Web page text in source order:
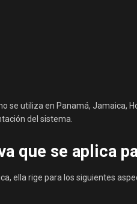
se utiliza en Panamá, Jamaica,
del sistema.
que se aplica
ella rige para los siguientes